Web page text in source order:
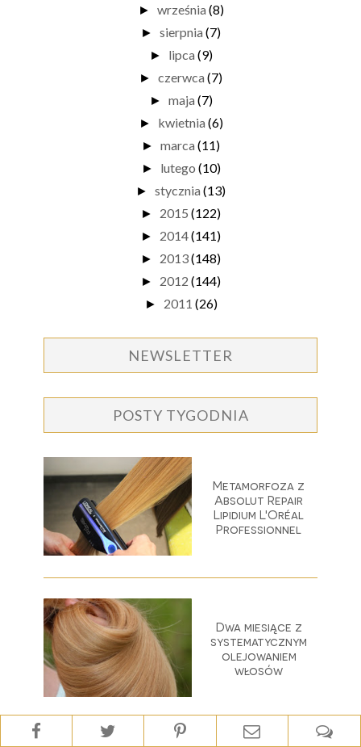
► września (8)
► sierpnia (7)
► lipca (9)
► czerwca (7)
► maja (7)
► kwietnia (6)
► marca (11)
► lutego (10)
► stycznia (13)
► 2015 (122)
► 2014(141)
► 2013(148)
► 2012 (144)
► 2011 (26)
NEWSLETTER
POSTY TYGODNIA
Metamorfoza z
Absolut Repair
Lipidium L'Oréal
Professionnel
Dwa miesiące z
systematycznym
olejowaniem
włosów